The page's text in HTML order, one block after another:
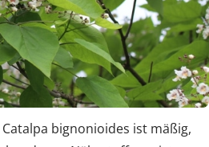
bignonioides ist mäßig,